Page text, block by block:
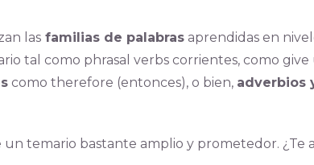
lasfamilias de palabrasaprendidas en
tal como phrasal verbs corrientes, como
como therefore (entonces), o bien, adverbios
un temario bastante amplio y prometedor. ¿Te